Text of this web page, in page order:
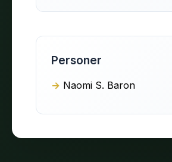
Personer
Naomi S. Baron